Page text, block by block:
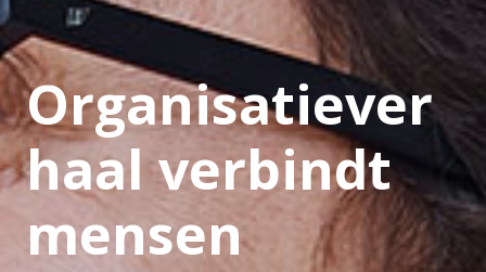
Organisatiever
haal verbindt
mensen